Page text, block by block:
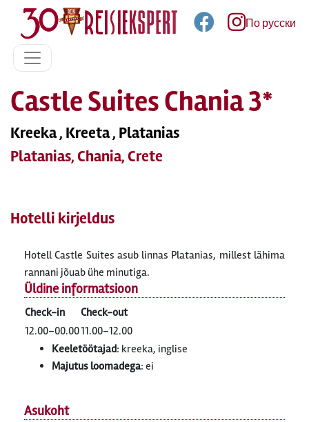
По русски
Castle Suites Chania 3*
Kreeka , Kreeta , Platanias
Platanias, Chania, Crete
Hotelli kirjeldus
Hotell Castle Suites asub linnas Platanias, millest lähima
rannani jõuab ühe minutiga.
Üldine informatsioon
Check-in
Check-out
12.00–00.0011.00–12.00
Keeletöötajad: kreeka, inglise
Majutus loomadega: ei
Asukoht